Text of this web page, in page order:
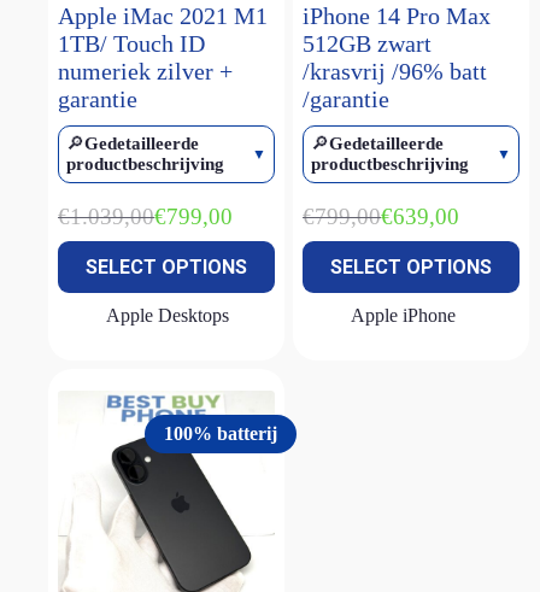
Apple iMac 2021 M1
1TB/ Touch ID
numeriek zilver +
garantie
🔎Gedetailleerde
productbeschrijving
€1.039,00Oorspronkelijke
was:
€1.039,00.
€799,00
Huidige
is:
€799,00.
SELECT OPTIONS
Apple Desktops
iPhone 14 Pro Max
512GB zwart
/krasvrij /96% batt
/garantie
🔎Gedetailleerde
productbeschrijving
€799,00Oorspronkelijke
was:
€799,00.
€639,00
Huidige
is:
€639,00.
SELECT OPTIONS
Apple iPhone
100% batterij
iPhone 15 Pro Max(2)
iPhone 16(1)
iPhone 16 plus
iPhone 16 pro(1)
iPhone 16 pro max(1)
iPhone 16e(2)
iPhone 17 Pro Max(1)
MacBook Air M2(1)
MacBook Air M2 15 inch(1)
MacBook Neo (2)
MacBook Pro M1
Magic keyboard